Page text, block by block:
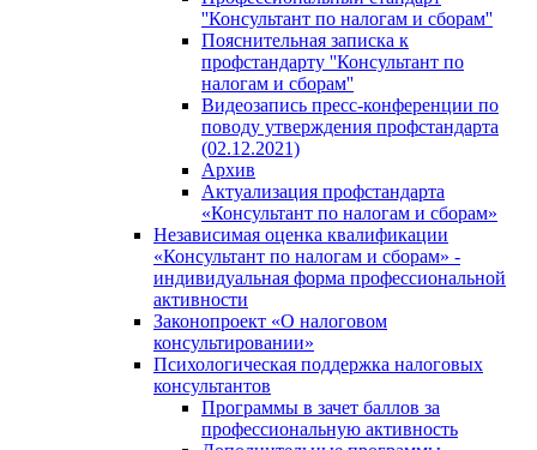
''Консультант по налогам и сборам''
Пояснительная записка к
профстандарту ''Консультант по
налогам и сборам''
Видеозапись пресс-конференции по
поводу утверждения профстандарта
(02.12.2021)
Архив
Актуализация профстандарта
«Консультант по налогам и сборам»
Независимая оценка квалификации
«Консультант по налогам и сборам» -
индивидуальная форма профессиональной
активности
Законопроект «О налоговом
консультировании»
Психологическая поддержка налоговых
консультантов
Программы в зачет баллов за
профессиональную активность